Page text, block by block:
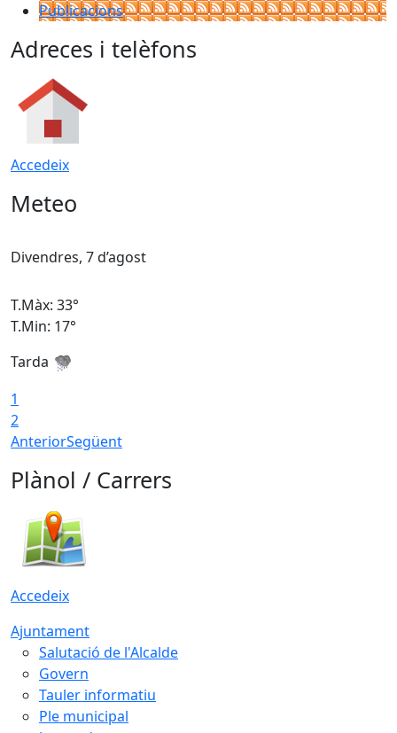
Publicacions
Adreces i telèfons
Accedeix
Meteo
Divendres, 7 d’agost
T.Màx: 33°
T.Min: 17°
Tarda
1
2
AnteriorSegüent
Plànol / Carrers
Accedeix
Ajuntament
Salutació de l'Alcalde
Govern
Tauler informatiu
Ple municipal